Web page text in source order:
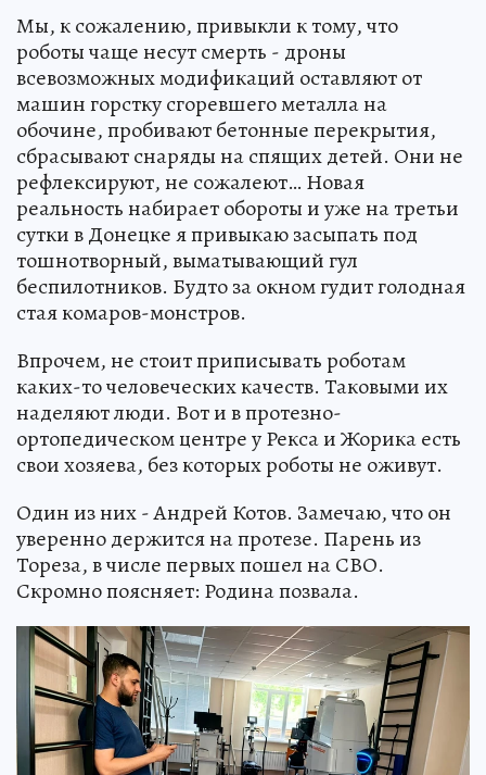
Мы, к сожалению, привыкли к тому, что
роботы чаще несут смерть - дроны
всевозможных модификаций оставляют от
машин горстку сгоревшего металла на
обочине, пробивают бетонные перекрытия,
сбрасывают снаряды на спящих детей. Они не
рефлексируют, не сожалеют… Новая
реальность набирает обороты и уже на третьи
сутки в Донецке я привыкаю засыпать под
тошнотворный, выматывающий гул
беспилотников. Будто за окном гудит голодная
стая комаров-монстров.
Впрочем, не стоит приписывать роботам
каких-то человеческих качеств. Таковыми их
наделяют люди. Вот и в протезно-
ортопедическом центре у Рекса и Жорика есть
свои хозяева, без которых роботы не оживут.
Один из них - Андрей Котов. Замечаю, что он
уверенно держится на протезе. Парень из
Тореза, в числе первых пошел на СВО.
Скромно поясняет: Родина позвала.